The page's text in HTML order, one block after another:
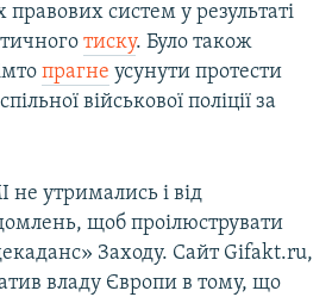
правових систем у результаті
тиску. Було також
прагне усунути протести
військової поліції за
не утримались і від
щоб проілюструвати
Заходу. Сайт Gifakt.ru,
владу Європи в тому, що